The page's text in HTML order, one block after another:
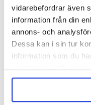
vidarebefordrar även
information från din
annons- och
Dessa kan i sin tur
information som du
samlat in när du har
Hallertauer Mittelfrüh
2025 100g
65 kr